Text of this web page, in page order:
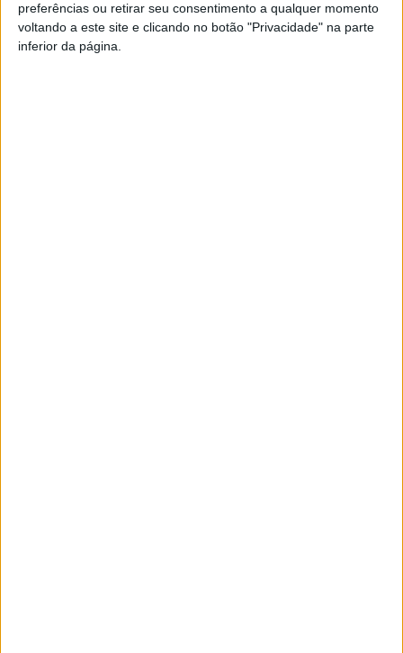
preferências ou retirar seu consentimento a qualquer momento
voltando a este site e clicando no botão "Privacidade" na parte
inferior da página.
Além das aulas de grupo, o clube de Castelo Branco